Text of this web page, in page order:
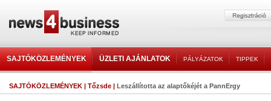
SAJTÓKÖZLEMÉNYEK ÜZLETI AJÁNLATOK PÁLYÁZATOK TIPPEK
SAJTÓKÖZLEMÉNYEK | Tőzsde | Leszállította az alaptőkéjét a PannErgy